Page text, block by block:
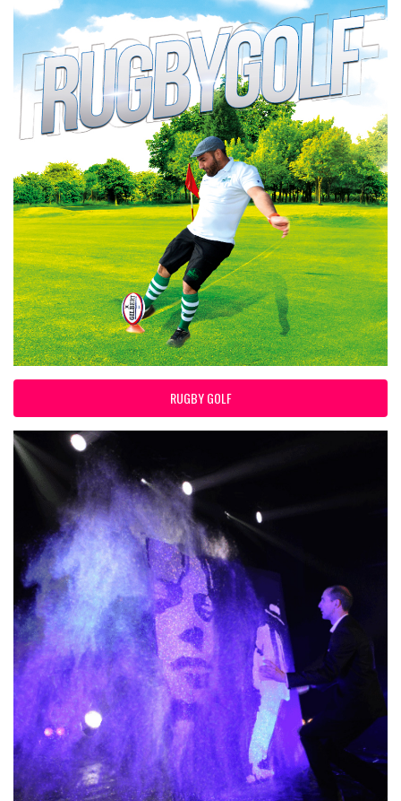
RUGBY GOLF